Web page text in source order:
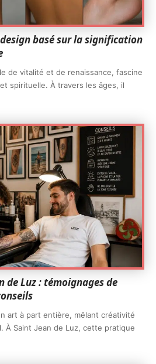
basé sur la signification
de vitalité et de renaissance, fascine
spirituelle. À travers les âges, il
de Luz : témoignages de
art à part entière, mêlant créativité
À Saint Jean de Luz, cette pratique